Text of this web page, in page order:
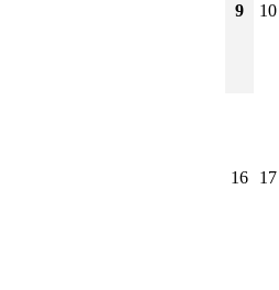
9 10
16 17